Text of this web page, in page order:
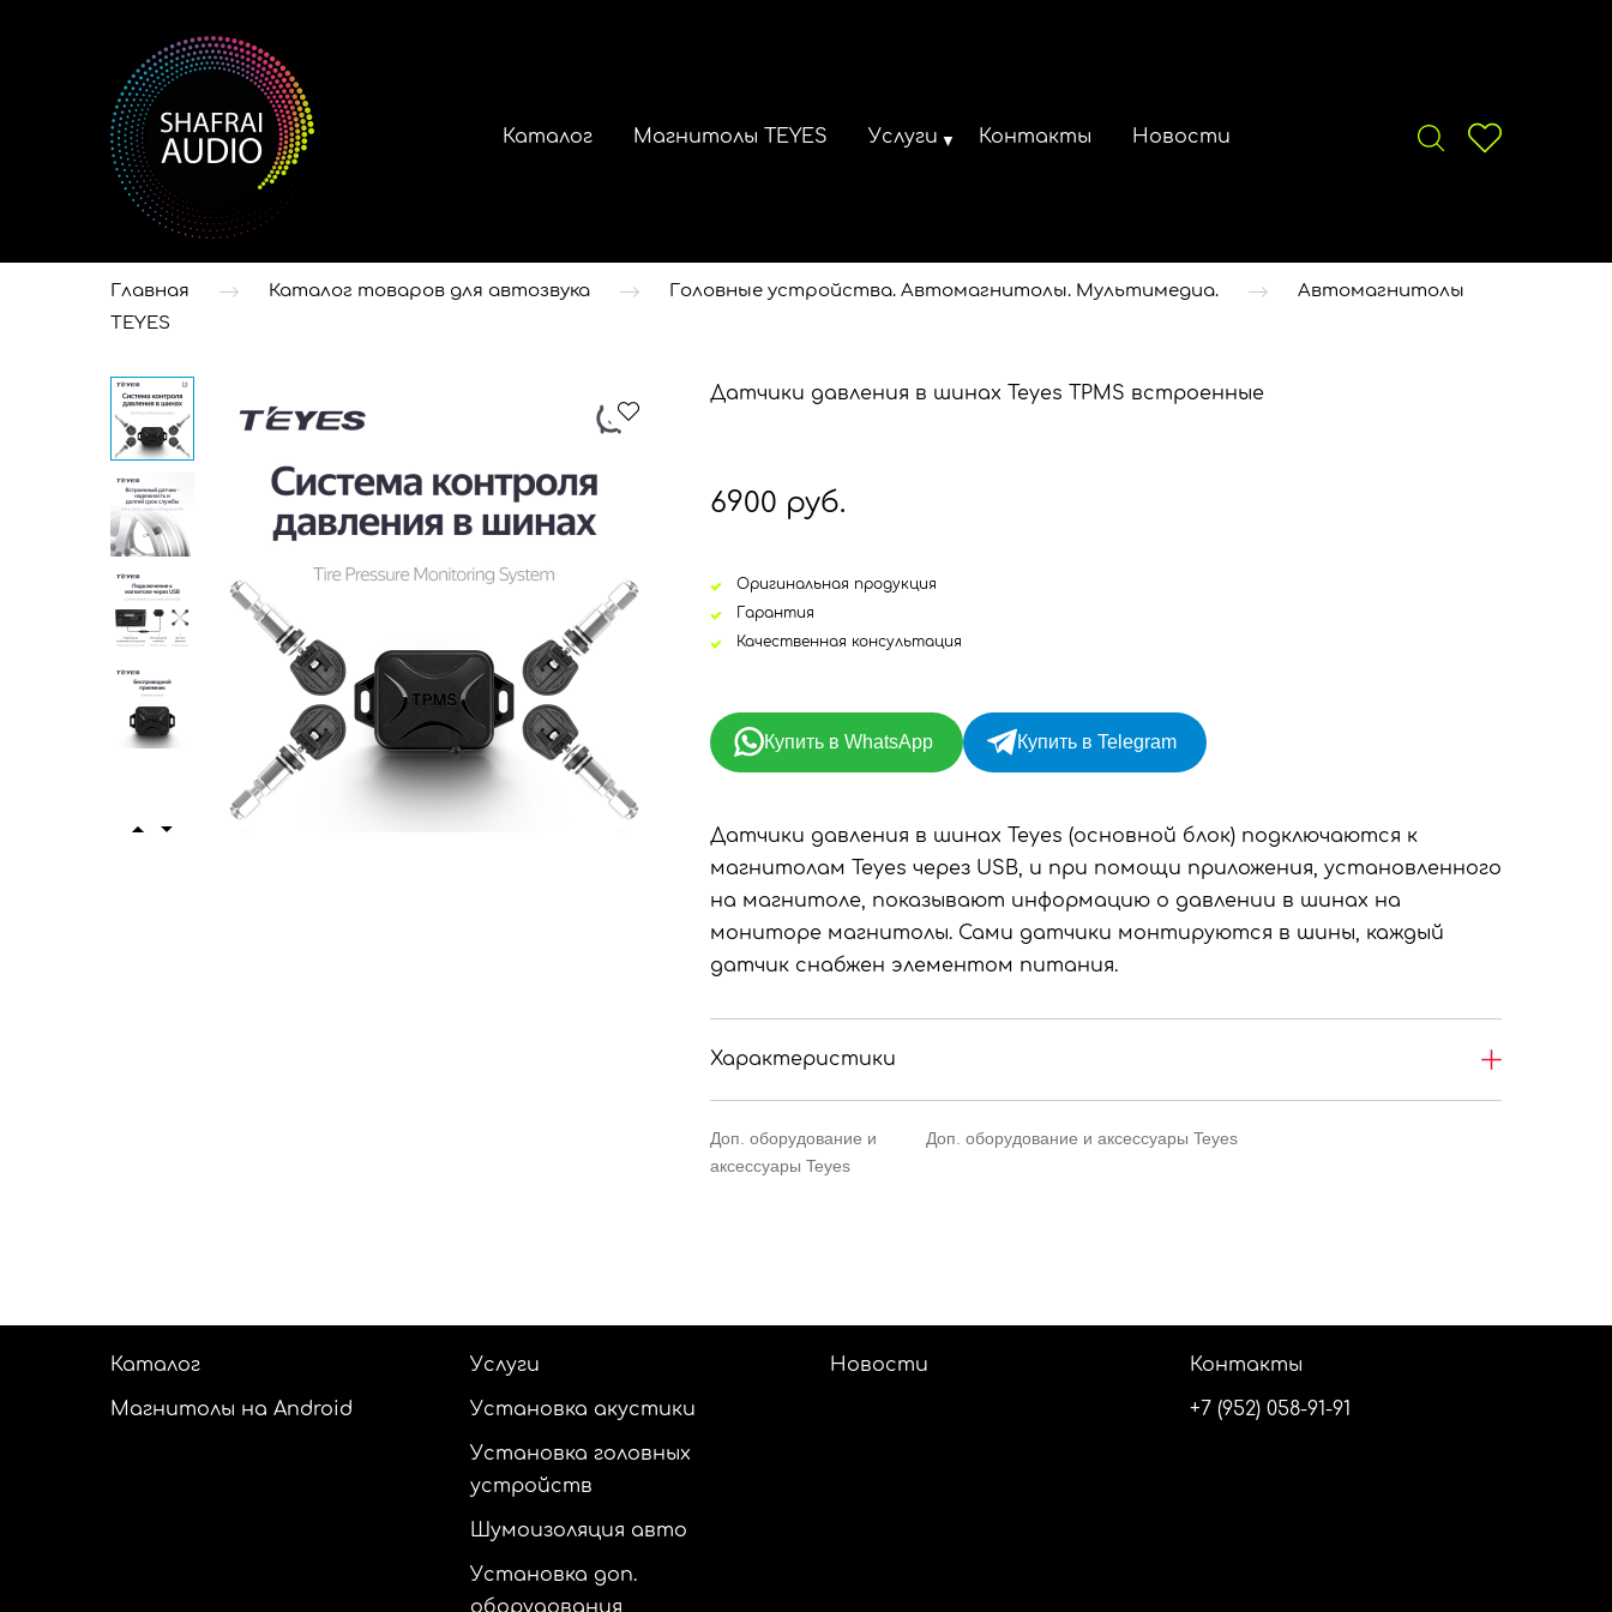
Каталог Магнитолы TEYES Услуги Контакты Новости
Главная Каталог товаров для автозвука Головные устройства. Автомагнитолы. Мультимедиа.
Автомагнитолы
TEYES
Датчики давления в шинах Teyes TPMS встроенные
6900 руб.
Оригинальная продукция
Гарантия
Качественная консультация
Купить в WhatsApp Купить в Telegram
Датчики давления в шинах Teyes (основной блок) подключаются к
магнитолам Teyes через USB, и при помощи приложения, установленного
на магнитоле, показывают информацию о давлении в шинах на
мониторе магнитолы. Сами датчики монтируются в шины, каждый
датчик снабжен элементом питания.
Характеристики
Доп. оборудование и
аксессуары Teyes
Доп. оборудование и аксессуары Teyes
Каталог
Магнитолы на Android
Услуги
Установка акустики
Установка головных
устройств
Шумоизоляция авто
Установка доп.
оборудования
Новости Контакты
+7 (952) 058-91-91